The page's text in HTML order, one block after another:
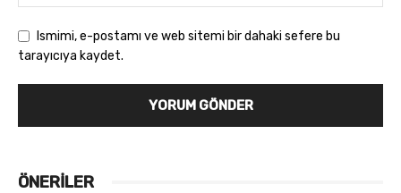
Ismimi, e-postamı ve web sitemi bir dahaki sefere bu
tarayıcıya kaydet.
ÖNERILER